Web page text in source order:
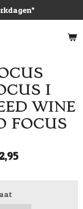
I
WINE
FOCUS